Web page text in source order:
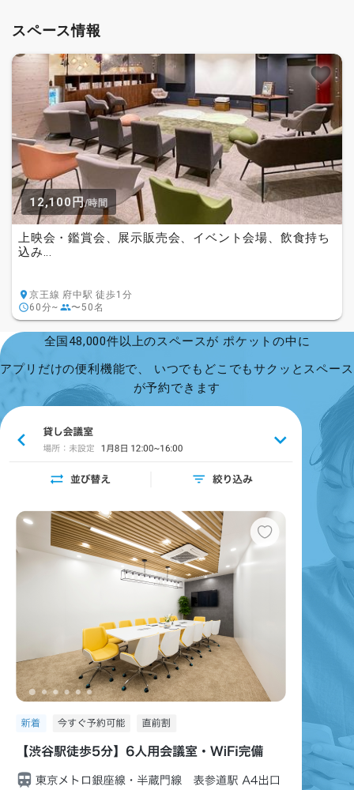
スペース情報
12,100円/時間
上映会・鑑賞会、展示販売会、イベント会場、飲食持ち
込み...
京王線 府中駅 徒歩1分
60分~
〜50名
全国48,000件以上のスペースが ポケットの中に
アプリだけの便利機能で、 いつでもどこでもサクッとスペース
が予約できます